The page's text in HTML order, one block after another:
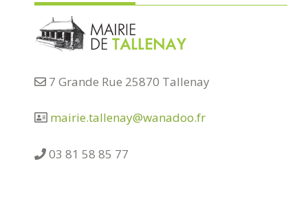
7 Grande Rue 25870 Tallenay
mairie.tallenay@wanadoo.fr
03 81 58 85 77